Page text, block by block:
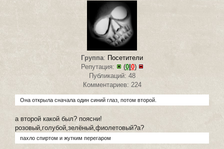
Группа: Посетители
Репутация:
(0| 0)
Публикаций: 48
Комментариев: 224
Она открыла сначала один синий глаз, потом второй.
а второй какой был? поясни!
розовый,голубой,зелёный,фиолетовый?а?
пахло спиртом и жутким перегаром